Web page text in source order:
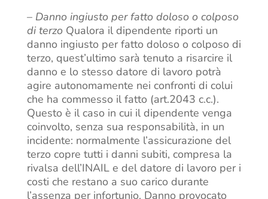
– Danno ingiusto per fatto doloso o colposo
di terzoQualora il dipendente riporti un
danno ingiusto per fatto doloso o colposo di
terzo, quest’ultimo sarà tenuto a risarcire il
danno e lo stesso datore di lavoro potrà
agire autonomamente nei confronti di colui
che ha commesso il fatto (art.2043 c.c.).
Questo è il caso in cui il dipendente venga
coinvolto, senza sua responsabilità, in un
incidente: normalmente l’assicurazione del
terzo copre tutti i danni subiti, compresa la
rivalsa dell’INAIL e del datore di lavoro per i
costi che restano a suo carico durante
l’assenza per infortunio. Danno provocato